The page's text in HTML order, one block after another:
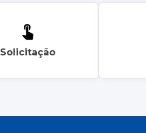
Solicitação